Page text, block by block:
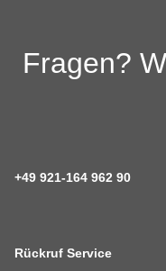
Fragen?
+49 921-164 962 90
Rückruf Service